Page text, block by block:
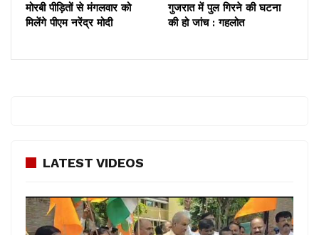
मोरबी पीड़ितों से मंगलवार को
मिलेंगे पीएम नरेंद्र मोदी
गुजरात में पुल गिरने की घटना
की हो जांच : गहलोत
LATEST VIDEOS